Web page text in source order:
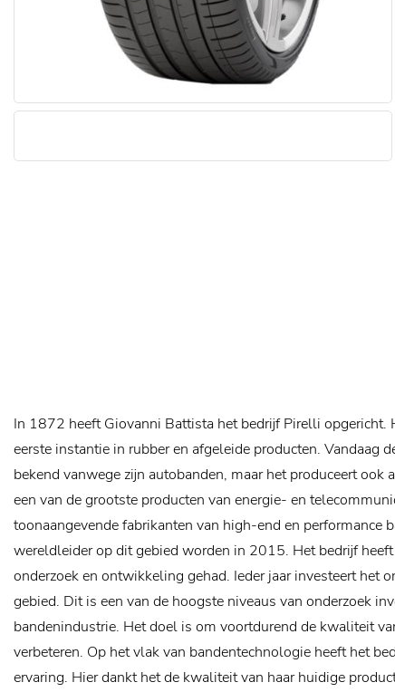
In 1872 heeft Giovanni Battista het bedrijf Pirelli opgericht.
eerste instantie in rubber en afgeleide producten. Vandaag
bekend vanwege zijn autobanden, maar het produceert ook
een van de grootste producten van energie- en
toonaangevende fabrikanten van high-end en performance
wereldleider op dit gebied worden in 2015. Het bedrijf
onderzoek en ontwikkeling gehad. Ieder jaar investeert het
gebied. Dit is een van de hoogste niveaus van onderzoek
bandenindustrie. Het doel is om voortdurend de kwaliteit
verbeteren. Op het vlak van bandentechnologie heeft het
ervaring. Hier dankt het de kwaliteit van haar huidige